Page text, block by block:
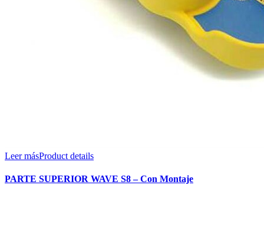
Leer másProduct details
PARTE SUPERIOR WAVE S8 – Con Montaje